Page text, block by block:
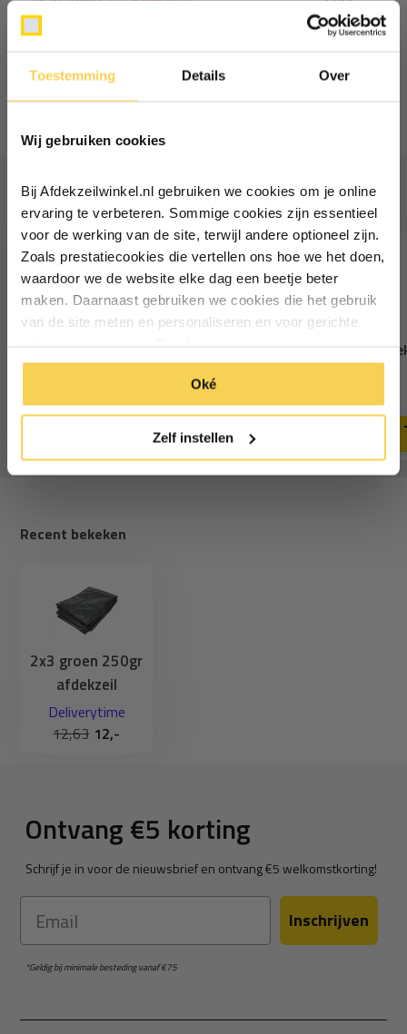
Toestemming Details Over
Wij gebruiken cookies
Bij Afdekzeilwinkel.nl gebruiken we cookies om je online
ervaring te verbeteren. Sommige cookies zijn essentieel
voor de werking van de site, terwijl andere optioneel zijn.
Zoals prestatiecookies die vertellen ons hoe we het doen,
waardoor we de website elke dag een beetje beter
maken. Daarnaast gebruiken we cookies die het gebruik
van de site meten en personaliseren en voor gerichte
manier. Klik op 'Oké' om alle cookies te accepteren. Of
klik op ‘alleen essentiele’ als je niet akkoord gaat met
cookies.
Oké
Zelf instellen
Combideal:
22,60
Toevoegen aan winkelwagen
Vaak samen gekocht
Deliverytime
2x3 groen 170gr
Deliverytime
Recent bekeken
2x3 groen 250gr
afdekzeil
Deliverytime
12,63 12,-
Ontvang €5 korting
Schrijf je in voor de nieuwsbrief en ontvang €5 welkomstkorting!
Email Inschrijven
*Geldig bij minimale besteding vanaf €75
Ontvang €5,- korting!
Schrijf je in voor de nieuwsbrief en
Vul je e-mailadres in‍⁪⁪
Particulier Zakelijk
Inschrijven
*Geldig bij minimale besteding vanaf €75